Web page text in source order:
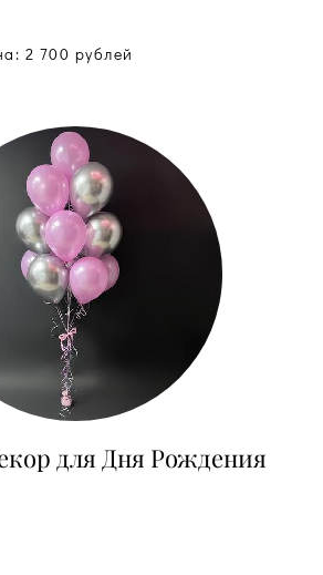
2 700 рублей
для Дня Рождения